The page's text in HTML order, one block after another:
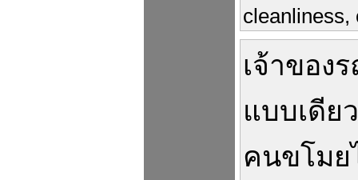
cleanliness,
เจ้าของร
แบบเดีย
คนขโมย